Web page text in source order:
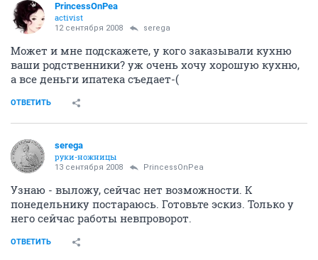
PrincessOnPea
activist
12 сентября 2008 serega
Может и мне подскажете, у кого заказывали кухню
ваши родственники? уж очень хочу хорошую кухню,
а все деньги ипатека съедает-(
ОТВЕТИТЬ
serega
руки-ножницы
13 сентября 2008 PrincessOnPea
Узнаю - выложу, сейчас нет возможности. К
понедельнику постараюсь. Готовьте эскиз. Только у
него сейчас работы невпроворот.
ОТВЕТИТЬ